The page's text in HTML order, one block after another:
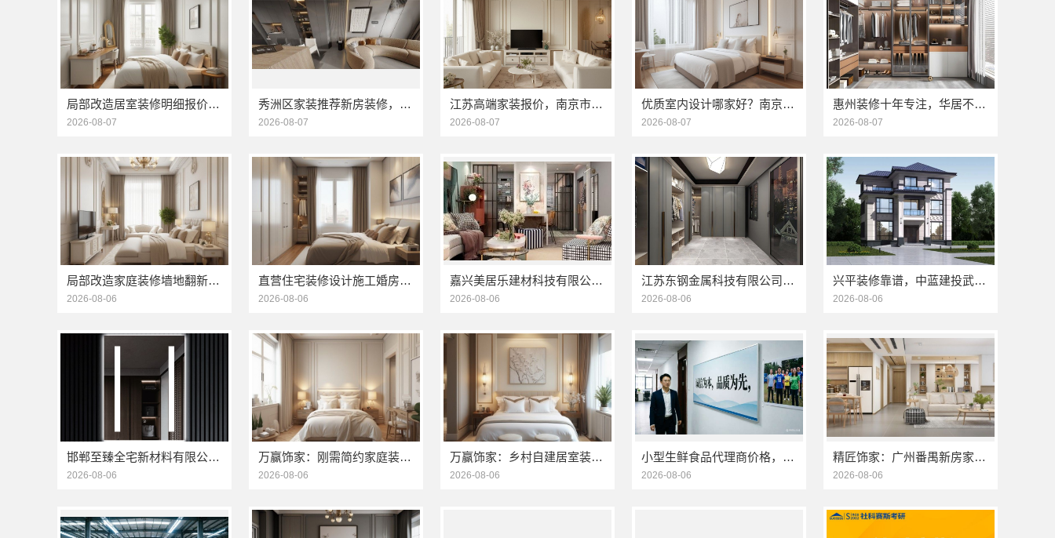
局部改造居室装修明细报价看海南万赢饰家
2026-08-07
秀洲区家装推荐新房装修，嘉兴锦居装饰材料有限公司品质保障
2026-08-07
江苏高端家装报价，南京市创亿讯价格透明更靠谱
2026-08-07
优质室内设计哪家好？南京市创亿讯口碑见证品质
2026-08-07
惠州装修十年专注，华居不锈钢品质见证
2026-08-07
局部改造家庭装修墙地翻新，海南万赢饰家新型建筑材料有限公为您焕新
2026-08-06
直营住宅装修设计施工婚房选浙江臻美新型建材有限公司
2026-08-06
嘉兴美居乐建材科技有限公司_旧房改造专业施工口碑推荐
2026-08-06
江苏东钢金属科技有限公司：304不锈钢家具全国地址
2026-08-06
兴平装修靠谱，中蓝建投武功分公司全包放心
2026-08-06
邯郸至臻全宅新材料有限公司：永年焕新专业团队打造品质居家
2026-08-06
万赢饰家：刚需简约家庭装修工期提速，快速入住无忧
2026-08-06
万赢饰家：乡村自建居室装修水电规整，专业施工保障
2026-08-06
小型生鲜食品代理商价格，湖北省惠物电子商务有限公司
2026-08-06
精匠饰家：广州番禺新房家装报价参考
2026-08-06